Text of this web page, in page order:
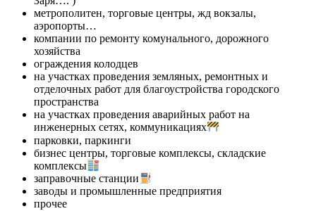
метрополитен, торговые центры, жд вокзалы,
аэропорты…
компании по ремонту комунального, дорожного
хозяйства
ограждения колодцев
на участках проведения земляных, ремонтных и
отделочных работ для благоустройства городского
пространства
на участках проведения аварийных работ на
инженерных сетях, коммуникациях
парковки, паркинги
бизнес центры, торговые комплексы, складские
комплексы
заправочные станции
заводы и промышленные предприятия
прочее